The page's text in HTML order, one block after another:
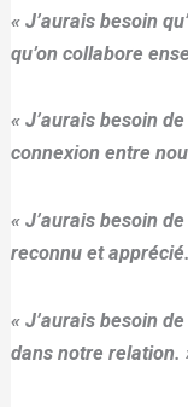
« J’aurais besoin
qu’on collabore
« J’aurais besoin
connexion entre
« J’aurais besoin
reconnu et
« J’aurais besoin
dans notre relation.